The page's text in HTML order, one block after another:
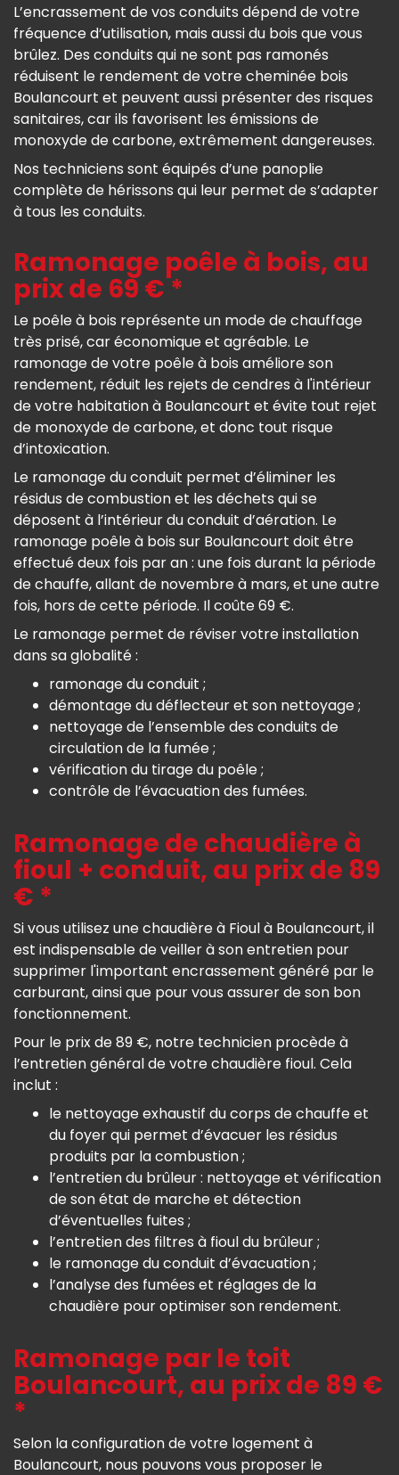
L’encrassement de vos conduits dépend de votre
fréquence d’utilisation, mais aussi du bois que vous
brûlez. Des conduits qui ne sont pas ramonés
réduisent le rendement de votre cheminée bois
Boulancourt et peuvent aussi présenter des risques
sanitaires, car ils favorisent les émissions de
monoxyde de carbone, extrêmement dangereuses.
Nos techniciens sont équipés d’une panoplie
complète de hérissons qui leur permet de s’adapter
à tous les conduits.
Ramonage poêle à bois, au
prix de 69 € *
Le poêle à bois représente un mode de chauffage
très prisé, car économique et agréable. Le
ramonage de votre poêle à bois améliore son
rendement, réduit les rejets de cendres à l'intérieur
de votre habitation à Boulancourt et évite tout rejet
de monoxyde de carbone, et donc tout risque
d’intoxication.
Le ramonage du conduit permet d’éliminer les
résidus de combustion et les déchets qui se
déposent à l’intérieur du conduit d’aération. Le
ramonage poêle à bois sur Boulancourt doit être
effectué deux fois par an : une fois durant la période
de chauffe, allant de novembre à mars, et une autre
fois, hors de cette période. Il coûte 69 €.
Le ramonage permet de réviser votre installation
dans sa globalité :
ramonage du conduit ;
démontage du déflecteur et son nettoyage ;
nettoyage de l’ensemble des conduits de
circulation de la fumée ;
vérification du tirage du poêle ;
contrôle de l’évacuation des fumées.
Ramonage de chaudière à
fioul + conduit, au prix de 89
€ *
Si vous utilisez une chaudière à Fioul à Boulancourt, il
est indispensable de veiller à son entretien pour
supprimer l'important encrassement généré par le
carburant, ainsi que pour vous assurer de son bon
fonctionnement.
Pour le prix de 89 €, notre technicien procède à
l’entretien général de votre chaudière fioul. Cela
inclut :
le nettoyage exhaustif du corps de chauffe et
du foyer qui permet d’évacuer les résidus
produits par la combustion ;
l’entretien du brûleur : nettoyage et vérification
de son état de marche et détection
d’éventuelles fuites ;
l’entretien des filtres à fioul du brûleur ;
le ramonage du conduit d’évacuation ;
l’analyse des fumées et réglages de la
chaudière pour optimiser son rendement.
Ramonage par le toit
Boulancourt, au prix de 89 €
*
Selon la configuration de votre logement à
Boulancourt, nous pouvons vous proposer le